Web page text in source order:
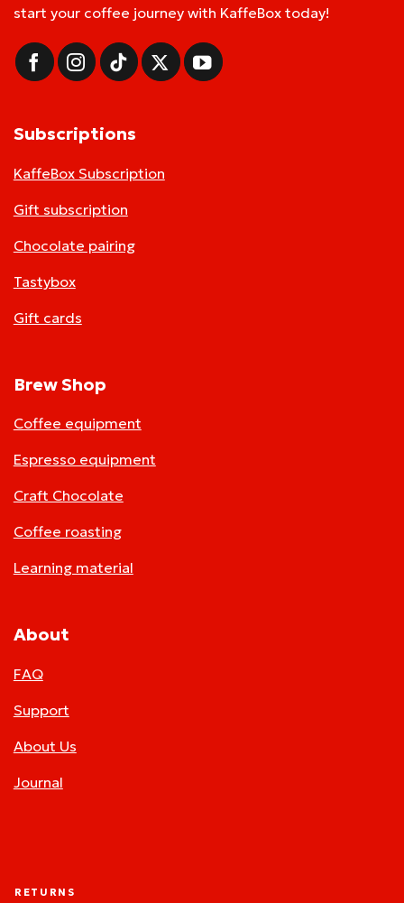
start your coffee journey with KaffeBox today!
Subscriptions
KaffeBox Subscription
Gift subscription
Chocolate pairing
Tastybox
Gift cards
Brew Shop
Coffee equipment
Espresso equipment
Craft Chocolate
Coffee roasting
Learning material
About
FAQ
Support
About Us
Journal
RETURNS